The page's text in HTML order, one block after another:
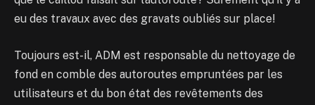
eu des travaux avec des gravats oubliés sur place!
Toujours est-il, ADM est responsable du nettoyage de
fond en comble des autoroutes empruntées par les
utilisateurs et du bon état des revêtements des